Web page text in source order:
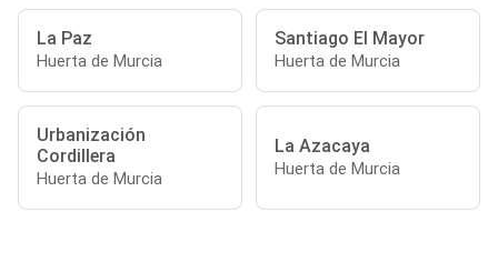
La Paz
Huerta de Murcia
Santiago El Mayor
Huerta de Murcia
Urbanización
Cordillera
Huerta de Murcia
La Azacaya
Huerta de Murcia